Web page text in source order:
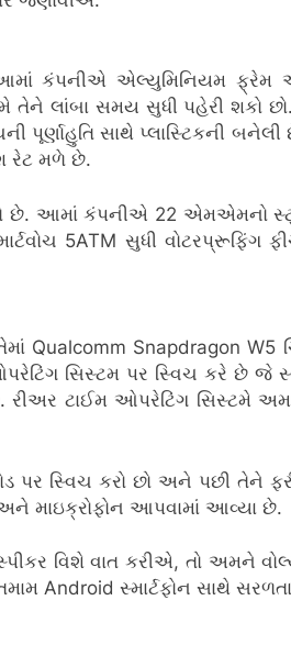
આમાં કંપનીએ એલ્યુમિનિયમ
લાંબા સમય સુધી પહેરી શકો છો.
સાથે પ્લાસ્ટિકની
રેટ મળે છે.
છે. આમાં કંપનીએ 22
5ATM સુધી
Qualcomm Snapdragon
સિસ્ટમ પર સ્વિચ કરે છે જે
ટાઈમ ઓપરેટિંગ સિસ્ટમે
સ્વિચ કરો છો અને પછી તેને
અને માઇક્રોફોન આપવામાં આવ્યા છે.
વિશે વાત કરીએ, તો અમને
Android સ્માર્ટફોન સાથે